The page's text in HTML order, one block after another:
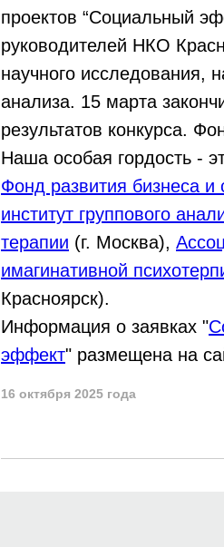
проектов “Социальный
руководителей НКО
научного исследования,
анализа. 15 марта
результатов конкурса.
Наша особая гордость -
Фонд развития бизнеса и
институт группового
терапии (г. Москва),
имагинативной
Красноярск).
Информация о заявках "
эффект" размещена на
16 октября 2025 года